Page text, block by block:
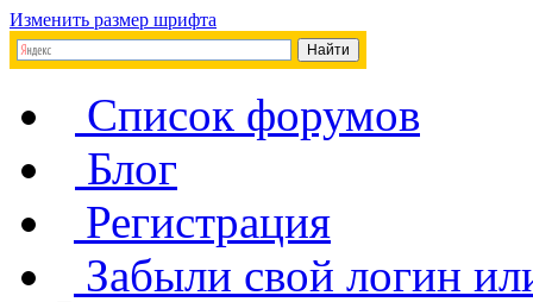
Изменить размер шрифта
Список форумов
Блог
Регистрация
Забыли свой логин